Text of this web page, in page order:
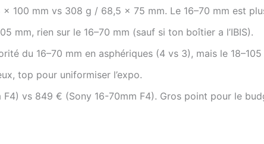
100 mm vs 308 g / 68,5 x 75 mm. Le 16–70 mm est
mm, rien sur le 16–70 mm (sauf si ton boîtier a l’IBIS).
du 16–70 mm en asphériques (4 vs 3), mais le
top pour uniformiser l’expo.
vs 849 € (Sony 16-70mm F4). Gros point pour le